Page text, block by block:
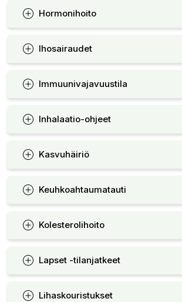
Hormonihoito
Ihosairaudet
Immuunivajavuustila
Inhalaatio-ohjeet
Kasvuhäiriö
Keuhkoahtaumatauti
Kolesterolihoito
Lapset -tilanjatkeet
Lihaskouristukset